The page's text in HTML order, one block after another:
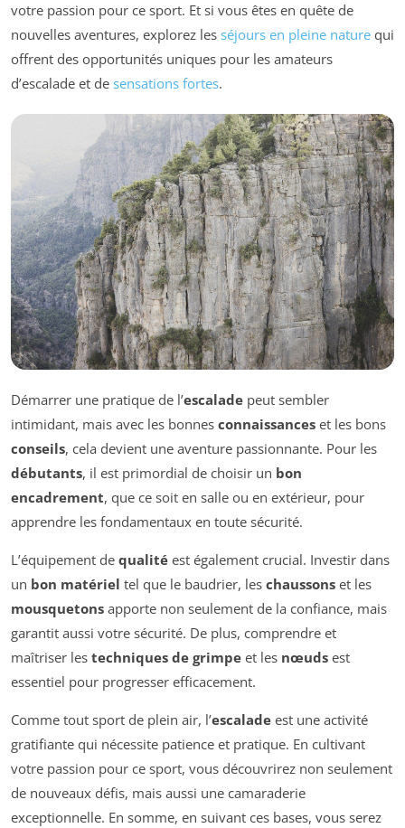
votre passion pour ce sport. Et si vous êtes en quête de
nouvelles aventures, explorez les séjours en pleine nature qui
offrent des opportunités uniques pour les amateurs
d’escalade et de sensations fortes.
Démarrer une pratique de l’escalade peut sembler
intimidant, mais avec les bonnes connaissances et les bons
conseils, cela devient une aventure passionnante. Pour les
débutants, il est primordial de choisir un bon
encadrement, que ce soit en salle ou en extérieur, pour
apprendre les fondamentaux en toute sécurité.
L’équipement de qualité est également crucial. Investir dans
un bon matériel tel que le baudrier, les chaussons et les
mousquetons apporte non seulement de la confiance, mais
garantit aussi votre sécurité. De plus, comprendre et
maîtriser les techniques de grimpe et les nœuds est
essentiel pour progresser efficacement.
Comme tout sport de plein air, l’escalade est une activité
gratifiante qui nécessite patience et pratique. En cultivant
votre passion pour ce sport, vous découvrirez non seulement
de nouveaux défis, mais aussi une camaraderie
exceptionnelle. En somme, en suivant ces bases, vous serez